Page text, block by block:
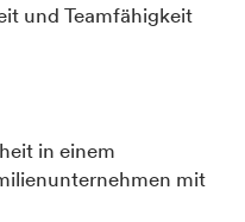
und Teamfähigkeit
in einem
mit